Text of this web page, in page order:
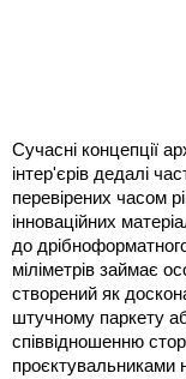
Сучасні концепції
інтер'єрів дедалі
перевірених часом
інноваційних
до
міліметрів займає
створений як
штучному паркету
співвідношенню
проєктувальниками